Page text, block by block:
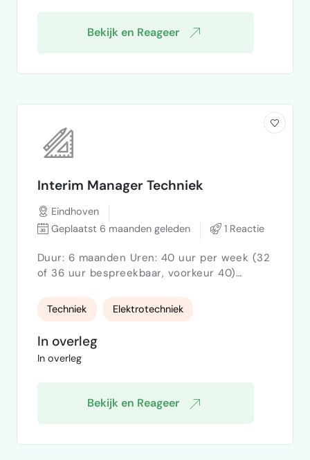
Bekijk en Reageer
Interim Manager Techniek
Eindhoven
Geplaatst 6 maanden geleden
1 Reactie
Duur: 6 maanden Uren: 40 uur per week (32
of 36 uur bespreekbaar, voorkeur 40)
in overleg) Tarief: €80–100 per uur
Manager Techniek voor een technische
afdeling in transitie. De afdeling heeft
behoefte aan een objectieve en deskundige
Techniek Elektrotechniek
In overleg
In overleg
Bekijk en Reageer